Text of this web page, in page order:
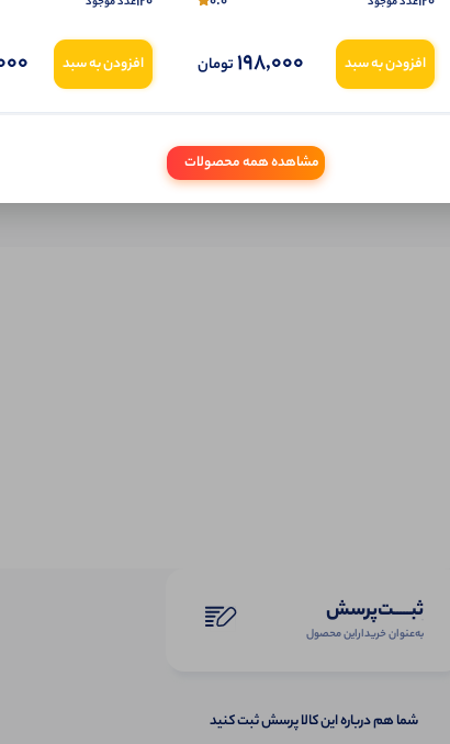
ثبـــــت‌پرسش
به‌عنوان ‌خریدار‌این‌ محصول
شما هم درباره این کالا پرسش ثبت کنید
افزودن به سبد 198,000تومان افزودن به سبد
مشاهده همه محصولات